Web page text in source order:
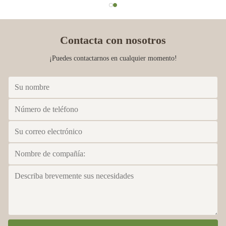
Contacta con nosotros
¡Puedes contactarnos en cualquier momento!